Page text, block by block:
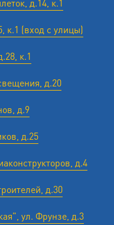
д.14, к.1
к.1 (вход с улицы)
к.1
д.20
д.9
д.25
д.4
д.30
ул. Фрунзе, д.3